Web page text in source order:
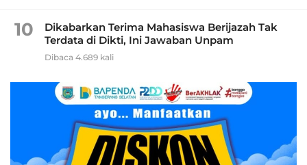
10
Dikabarkan Terima Mahasiswa Berijazah Tak
Terdata di Dikti, Ini Jawaban Unpam
Dibaca 4.689 kali